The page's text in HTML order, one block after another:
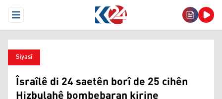
Open Menu
Siyasî
Îsraîlê di 24 saetên borî de 25 cihên